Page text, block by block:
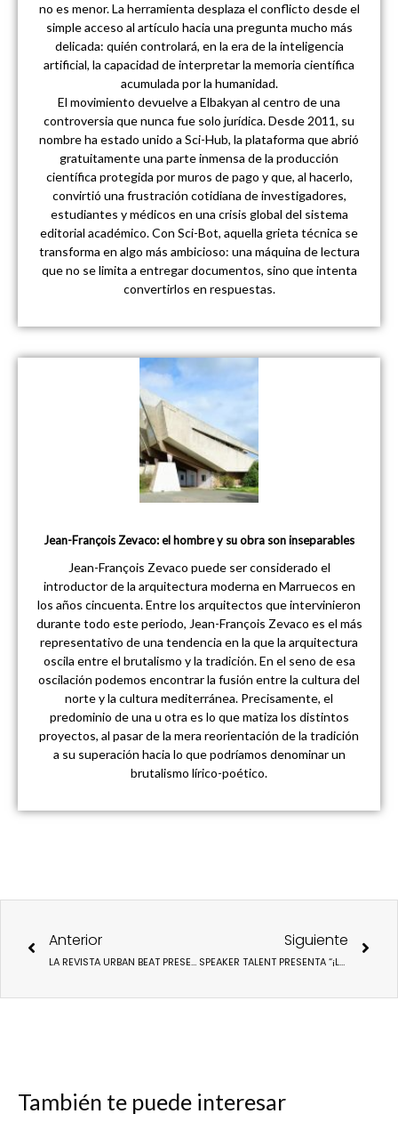
no es menor. La herramienta desplaza el conflicto desde el
simple acceso al artículo hacia una pregunta mucho más
delicada: quién controlará, en la era de la inteligencia
artificial, la capacidad de interpretar la memoria científica
acumulada por la humanidad.
El movimiento devuelve a Elbakyan al centro de una
controversia que nunca fue solo jurídica. Desde 2011, su
nombre ha estado unido a Sci-Hub, la plataforma que abrió
gratuitamente una parte inmensa de la producción
científica protegida por muros de pago y que, al hacerlo,
convirtió una frustración cotidiana de investigadores,
estudiantes y médicos en una crisis global del sistema
editorial académico. Con Sci-Bot, aquella grieta técnica se
transforma en algo más ambicioso: una máquina de lectura
que no se limita a entregar documentos, sino que intenta
convertirlos en respuestas.
Jean-François Zevaco: el hombre y su obra son inseparables
Jean-François Zevaco puede ser considerado el
introductor de la arquitectura moderna en Marruecos en
los años cincuenta. Entre los arquitectos que intervinieron
durante todo este periodo, Jean-François Zevaco es el más
representativo de una tendencia en la que la arquitectura
oscila entre el brutalismo y la tradición. En el seno de esa
oscilación podemos encontrar la fusión entre la cultura del
norte y la cultura mediterránea. Precisamente, el
predominio de una u otra es lo que matiza los distintos
proyectos, al pasar de la mera reorientación de la tradición
a su superación hacia lo que podríamos denominar un
brutalismo lírico-poético.
Anterior
LA REVISTA URBAN BEAT PRESENTA LA LISTA 15 MEJORES PROYECTOS DE INNOVACIÓN EN LA DOCENCIA Y EN LA EMPRESA
Siguiente
SPEAKER TALENT PRESENTA “¡LA FIESTA DE LA COMUNICACIÓN!”
También te puede interesar